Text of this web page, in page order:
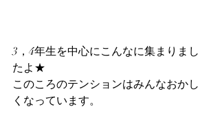
3，4年生を中心にこんなに集まりまし
たよ★
このころのテンションはみんなおかし
くなっています。